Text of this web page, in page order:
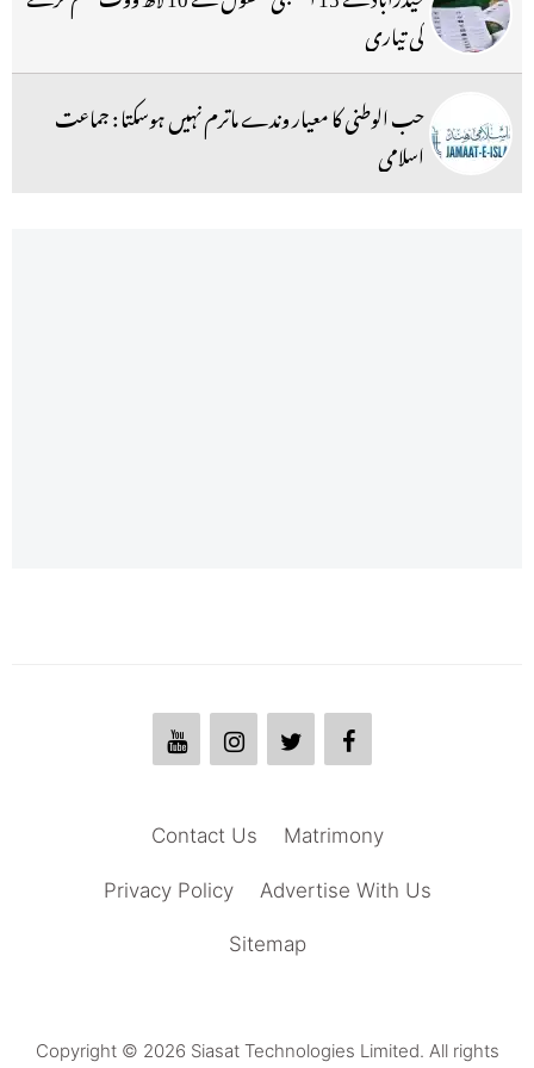
کی تیاری
حب الوطنی کا معیار وندے ماترم نہیں ہوسکتا : جماعت
اسلامی
Matrimony
Contact Us
Advertise With Us
Privacy Policy
Sitemap
Copyright © 2026 Siasat Technologies Limited. All rights